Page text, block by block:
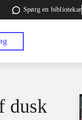
Spørg en bibliotekar
dusk